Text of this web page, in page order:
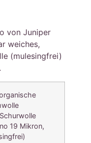
von Juniper
weiches,
(mulesingfrei)
19 Mikron,